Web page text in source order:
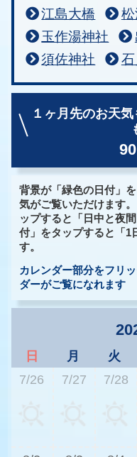
江島大橋
玉作湯神社
須佐神社
１ヶ月先のお天気
背景が「緑色の日付」
気がご覧いただけます
ップすると「日中と夜
付」をタップすると「1
す。
カレンダー部分をフリ
ダーがご覧になれます
日 月 火
7/26
7/27 7/28